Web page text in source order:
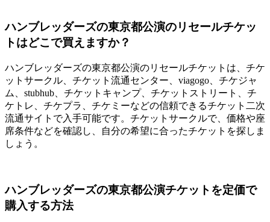
ハンブレッダーズの東京都公演のリセールチケッ
トはどこで買えますか？
ハンブレッダーズの東京都公演のリセールチケットは、チケ
ットサークル、チケット流通センター、viagogo、チケジャ
ム、stubhub、チケットキャンプ、チケットストリート、チ
ケトレ、チケプラ、チケミーなどの信頼できるチケット二次
流通サイトで入手可能です。チケットサークルで、価格や座
席条件などを確認し、自分の希望に合ったチケットを探しま
しょう。
ハンブレッダーズの東京都公演チケットを定価で
購入する方法